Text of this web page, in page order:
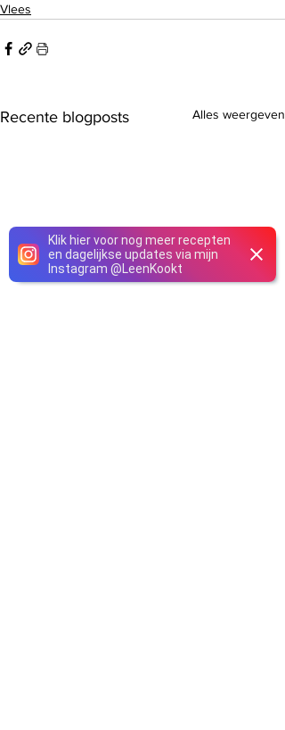
Klik hier voor nog meer recepten
en dagelijkse updates via mijn
Instagram @LeenKookt
Vlees
Recente blogposts Alles weergeven